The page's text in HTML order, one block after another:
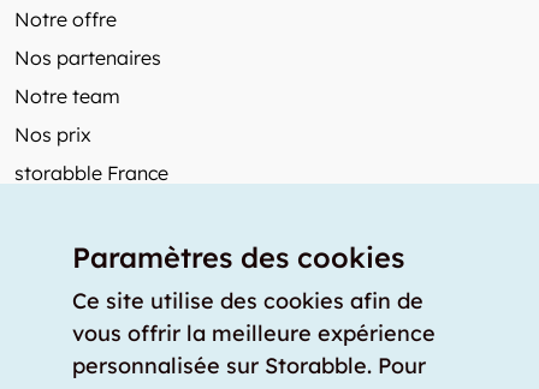
Notre offre
Nos partenaires
Notre team
Nos prix
storabble France
Articles de presse
Comment calculer la capacité d'un garde-meuble?
Quel est le tarif moyen d'un garde-meuble?
Paramètres des cookies
Ce site utilise des cookies afin de
vous offrir la meilleure expérience
personnalisée sur Storabble. Pour